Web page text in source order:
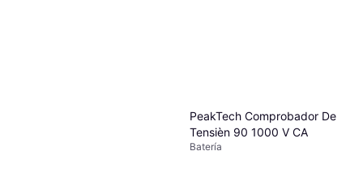
PeakTech Comprobador De
Tensièn 90 1000 V CA
Batería